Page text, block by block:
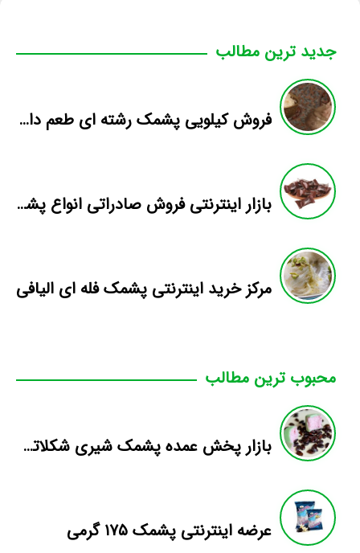
جدید ترین مطالب
فروش کیلویی پشمک رشته ای طعم دار میوه
بازار اینترنتی فروش صادراتی انواع پشمک الیافی/شکلاتی
مرکز خرید اینترنتی پشمک فله ای الیافی
محبوب ترین مطالب
بازار پخش عمده پشمک شیری شکلاتی شلاله
عرضه اینترنتی پشمک ۱۷۵ گرمی